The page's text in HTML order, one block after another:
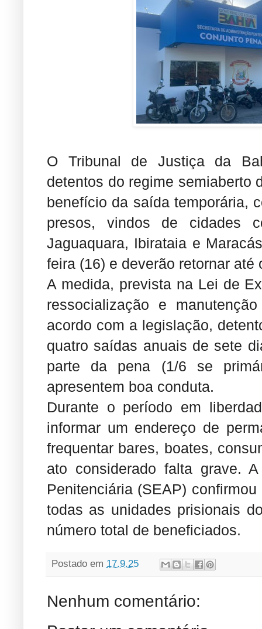
O Tribunal de Justiça da
detentos do regime semiaberto
benefício da saída temporária,
presos, vindos de cidades
Jaguaquara, Ibirataia e
feira (16) e deverão retornar
A medida, prevista na Lei de
ressocialização e
acordo com a legislação,
quatro saídas anuais de sete
parte da pena (1/6 se
apresentem boa conduta.
Durante o período em
informar um endereço de
frequentar bares, boates,
ato considerado falta grave.
Penitenciária (SEAP)
todas as unidades prisionais
número total de beneficiados.
Postado em 17.9.25
Nenhum comentário: